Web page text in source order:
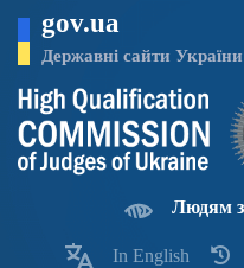
основного
матеріалу
gov.ua
Державні сайти України
Людям
In English